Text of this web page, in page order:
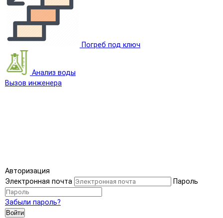
Погреб под ключ
Анализ воды
Вызов инженера
Авторизация
Электронная почта
Пароль
Забыли пароль?
Войти